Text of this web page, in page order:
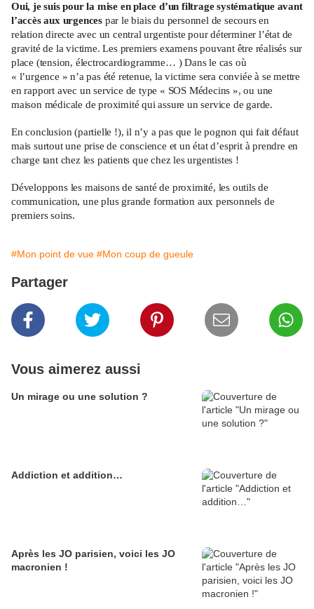
Oui, je suis pour la mise en place d’un filtrage systématique avant
l’accès aux urgences par le biais du personnel de secours en
relation directe avec un central urgentiste pour déterminer l’état de
gravité de la victime. Les premiers examens pouvant être réalisés sur
place (tension, électrocardiogramme… ) Dans le cas où
« l’urgence » n’a pas été retenue, la victime sera conviée à se mettre
en rapport avec un service de type « SOS Médecins », ou une
maison médicale de proximité qui assure un service de garde.
En conclusion (partielle !), il n’y a pas que le pognon qui fait défaut
mais surtout une prise de conscience et un état d’esprit à prendre en
charge tant chez les patients que chez les urgentistes !
Développons les maisons de santé de proximité, les outils de
communication, une plus grande formation aux personnels de
premiers soins.
#Mon point de vue #Mon coup de gueule
Partager
Vous aimerez aussi
Un mirage ou une solution ?
Addiction et addition…
Après les JO parisien, voici les JO
macronien !